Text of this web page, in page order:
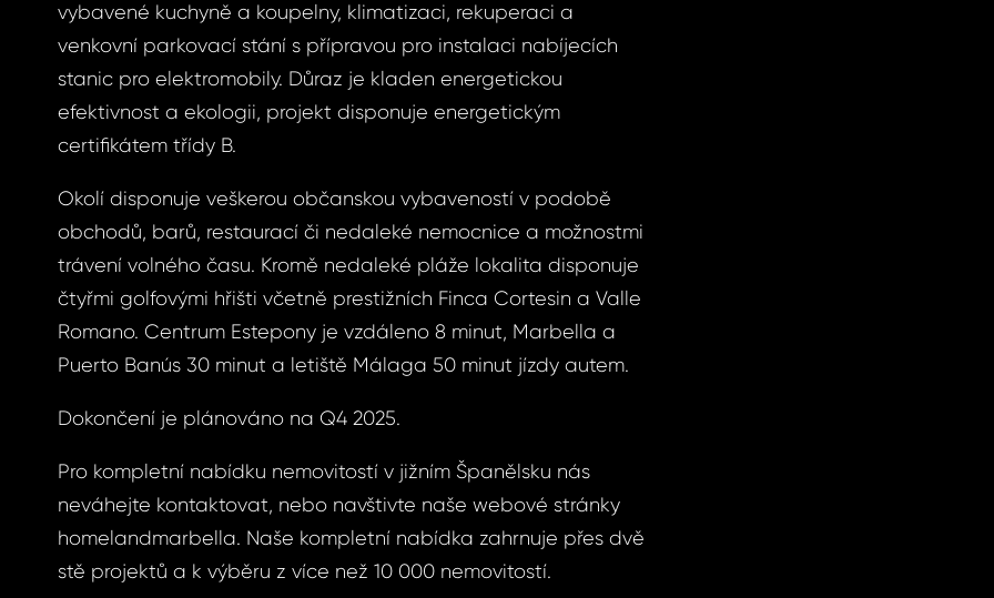
vybavené kuchyně a koupelny, klimatizaci, rekuperaci a
venkovní parkovací stání s přípravou pro instalaci nabíjecích
stanic pro elektromobily. Důraz je kladen energetickou
efektivnost a ekologii, projekt disponuje energetickým
certifikátem třídy B.
Okolí disponuje veškerou občanskou vybaveností v podobě
obchodů, barů, restaurací či nedaleké nemocnice a možnostmi
trávení volného času. Kromě nedaleké pláže lokalita disponuje
čtyřmi golfovými hřišti včetně prestižních Finca Cortesin a Valle
Romano. Centrum Estepony je vzdáleno 8 minut, Marbella a
Puerto Banús 30 minut a letiště Málaga 50 minut jízdy autem.
Dokončení je plánováno na Q4 2025.
Pro kompletní nabídku nemovitostí v jižním Španělsku nás
neváhejte kontaktovat, nebo navštivte naše webové stránky
homelandmarbella. Naše kompletní nabídka zahrnuje přes dvě
stě projektů a k výběru z více než 10 000 nemovitostí.
E-MAIL
odkaz, na